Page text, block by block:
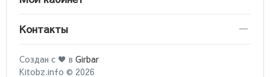
Контакты
Создан с ♥ в Girbar
Kitobz.info © 2026